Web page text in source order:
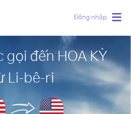
Đăng nhập
gọi đến HOA KỲ
Li-bê-ri